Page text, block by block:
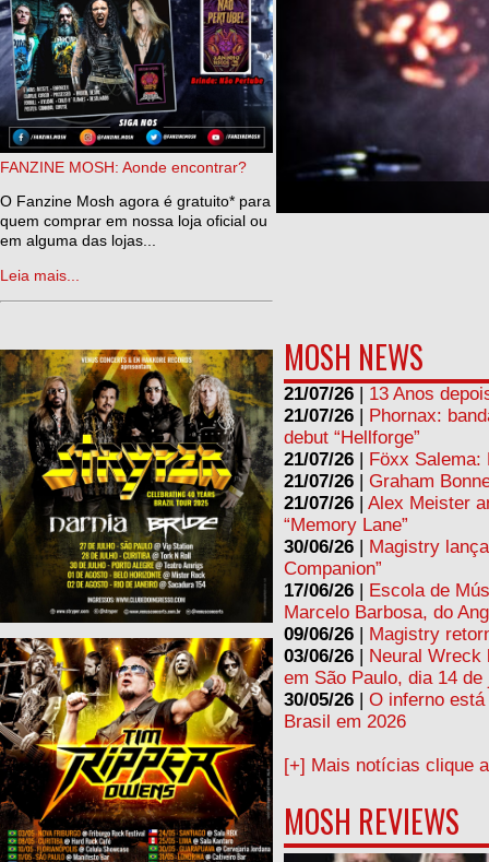
FANZINE MOSH: Aonde encontrar?
O Fanzine Mosh agora é gratuito* para
quem comprar em nossa loja oficial ou
em alguma das lojas...
Leia mais...
MOSH NEWS
21/07/26
13 Anos
21/07/26
Phornax:
debut “Hellforge”
21/07/26
Föxx Salema:
21/07/26
Graham
21/07/26
Alex Meister
“Memory Lane”
30/06/26
Magistry
Companion”
17/06/26
Escola de
Marcelo Barbosa, do
09/06/26
Magistry
03/06/26
Neural Wreck
em São Paulo, dia 14 de
30/05/26
O inferno
Brasil em 2026
[+] Mais notícias clique
MOSH REVIEWS